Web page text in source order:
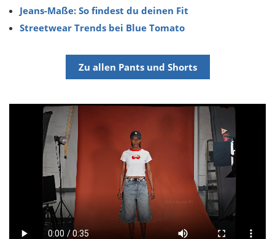
Jeans-Maße: So findest du deinen Fit
Streetwear Trends bei Blue Tomato
Zu allen Pants und Shorts